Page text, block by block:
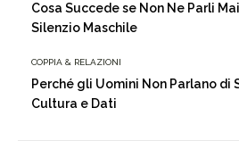
Cosa Succede se Non Ne Parli
Silenzio Maschile
COPPIA & RELAZIONI
Perché gli Uomini Non Parlano di
Cultura e Dati